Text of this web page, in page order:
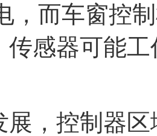
，而车窗控
传感器可能
展，控制器